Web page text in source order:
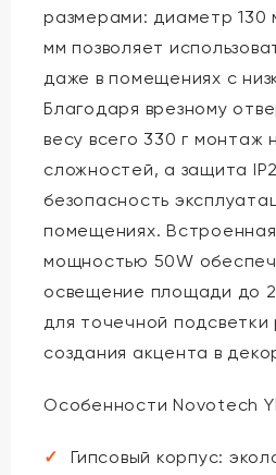
размерами: диаметр 130
мм позволяет
даже в помещениях с
Благодаря врезному
весу всего 330 г монтаж
сложностей, а защита
безопасность
помещениях.
мощностью 50W
освещение площади до
для точечной
создания акцента в
Особенности Novotech
Гипсовый корпус: